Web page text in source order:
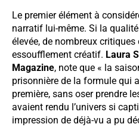
Le premier élément à
narratif lui-même. Si la
élevée, de nombreux
essoufflement créatif. Laura
Magazine, note que « la
prisonnière de la formule qui
première, sans oser prendre
avaient rendu l’univers si
impression de déjà-vu a pu